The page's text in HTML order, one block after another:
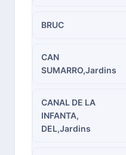
BRUC
CAN
SUMARRO,Jardins
CANAL DE LA
INFANTA,
DEL,Jardins